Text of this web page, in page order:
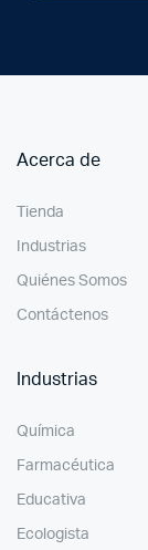
Acerca de
Tienda
Industrias
Quiénes Somos
Contáctenos
Industrias
Química
Farmacéutica
Educativa
Ecologista